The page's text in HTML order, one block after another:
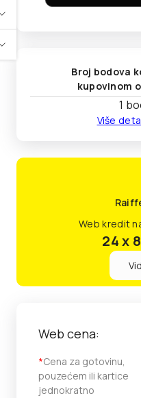
Broj bodova
kupovinom
1
Više
Web kredit
24 x
Web cena:
*Cena za gotovinu,
pouzećem ili kartice
jednokratno